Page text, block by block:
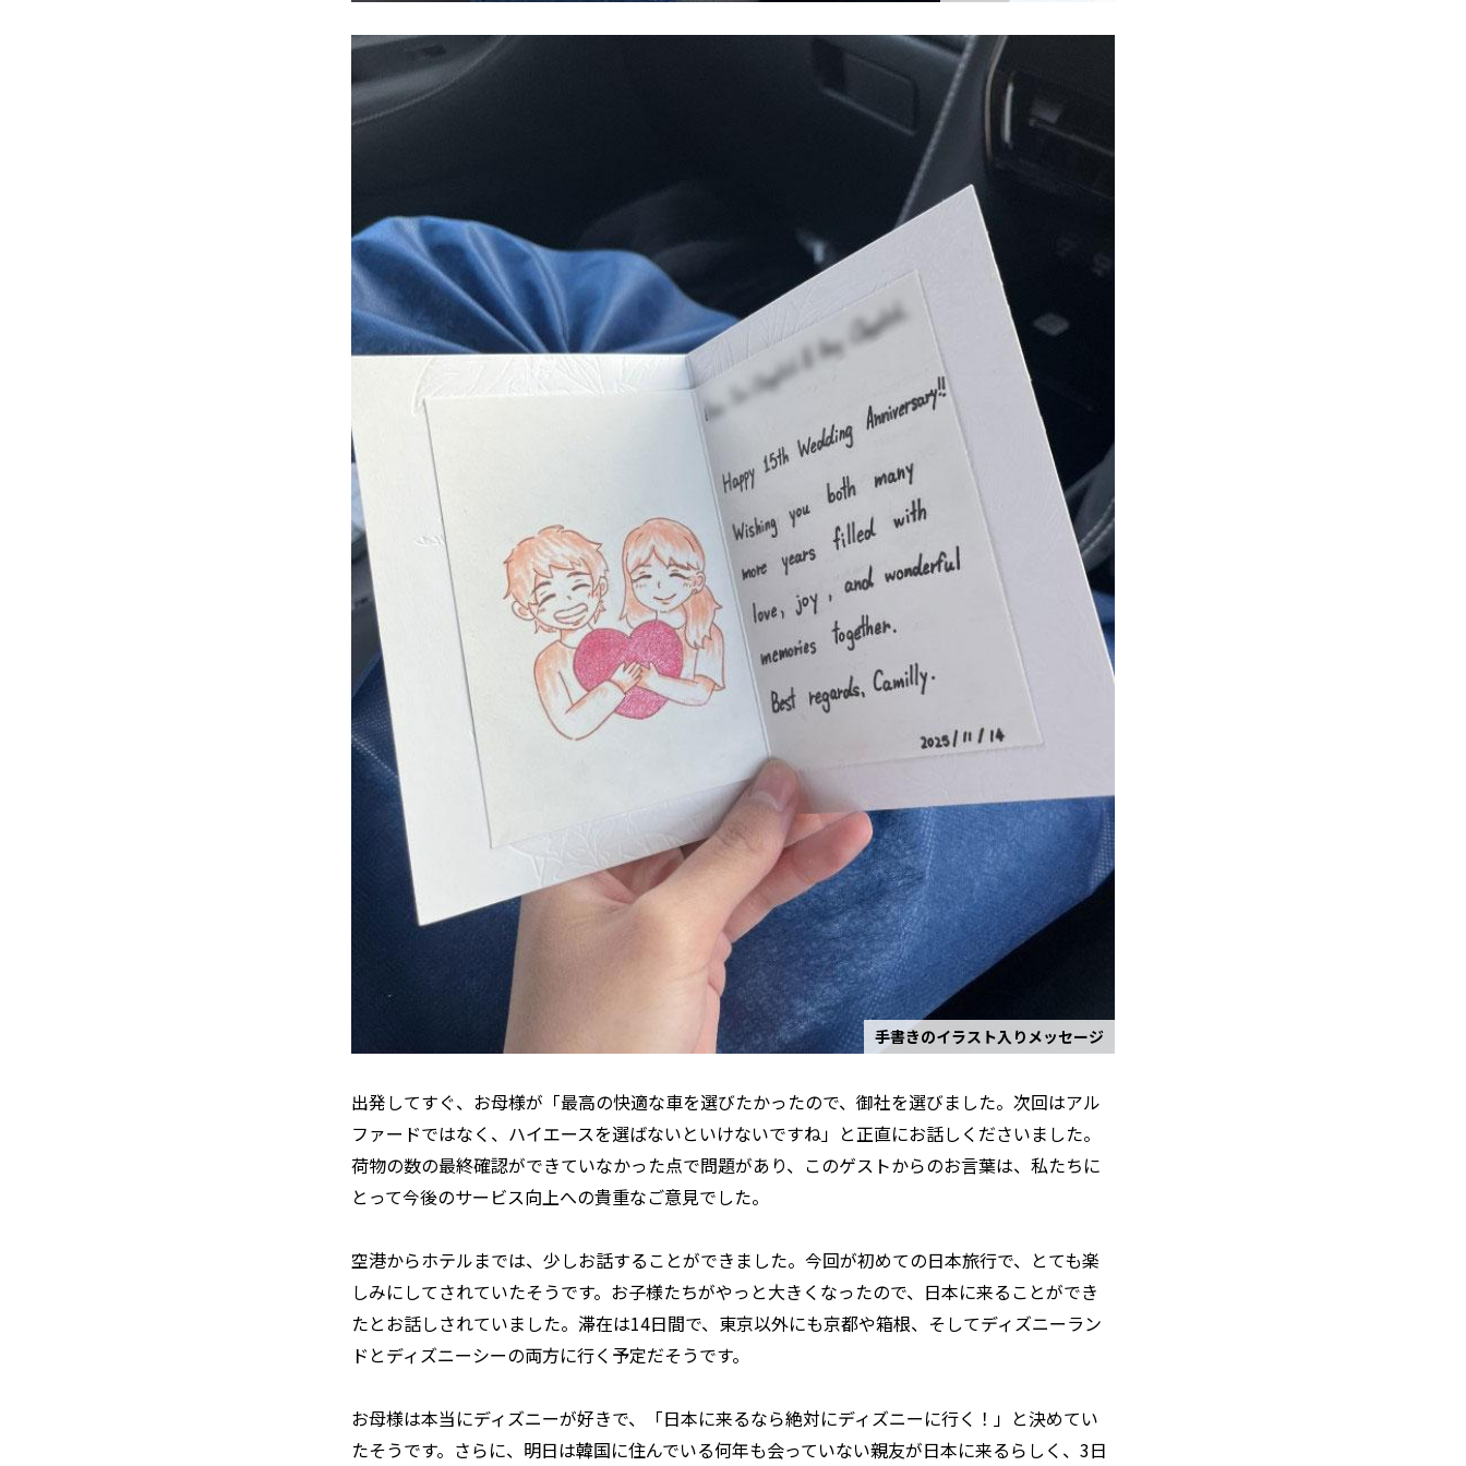
手書きのイラスト入りメッセージ
出発してすぐ、お母様が「最高の快適な車を選びたかったので、御社を選びました。次回はアル
ファードではなく、ハイエースを選ばないといけないですね」と正直にお話しくださいました。
荷物の数の最終確認ができていなかった点で問題があり、このゲストからのお言葉は、私たちに
とって今後のサービス向上への貴重なご意見でした。
空港からホテルまでは、少しお話することができました。今回が初めての日本旅行で、とても楽
しみにしてされていたそうです。お子様たちがやっと大きくなったので、日本に来ることができ
たとお話しされていました。滞在は14日間で、東京以外にも京都や箱根、そしてディズニーラン
ドとディズニーシーの両方に行く予定だそうです。
お母様は本当にディズニーが好きで、「日本に来るなら絶対にディズニーに行く！」と決めてい
たそうです。さらに、明日は韓国に住んでいる何年も会っていない親友が日本に来るらしく、3日